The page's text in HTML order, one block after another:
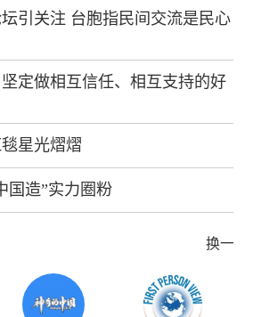
引关注 台胞指民间交流是民心
定做相互信任、相互支持的好
星光熠熠
国造”实力圈粉
换一批